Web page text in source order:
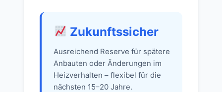
Zukunftssicher
Ausreichend Reserve für spätere
Anbauten oder Änderungen im
Heizverhalten – flexibel für die
nächsten 15–20 Jahre.